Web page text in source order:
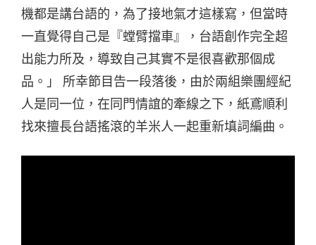
機都是講台語的，為了接地氣才這樣寫，但當時
一直覺得自己是『螳臂擋車』，台語創作完全超
出能力所及，導致自己其實不是很喜歡那個成
品。」 所幸節目告一段落後，由於兩組樂團經紀
人是同一位，在同門情誼的牽線之下，紙鳶順利
找來擅長台語搖滾的羊米人一起重新填詞編曲。